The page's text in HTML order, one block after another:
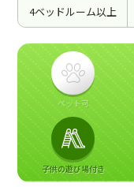
4ベッドルーム以上
ペット可
子供の遊び場付き